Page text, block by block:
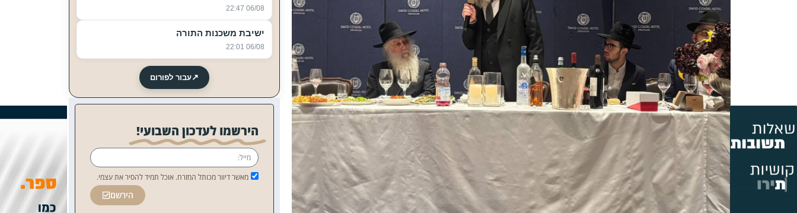
06/08 22:47
ישיבת משכנות התורה
06/08 22:01
↗עבור לפורום
הירשמו לעדכון השבועי!
מאשר דיוור מכותל המזרח. אוכל תמיד להסיר את עצמי.
הירשם